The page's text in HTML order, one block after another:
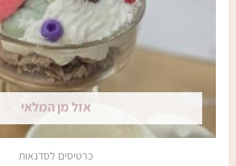
אזל מן המלאי
כרטיסים לסדנאות